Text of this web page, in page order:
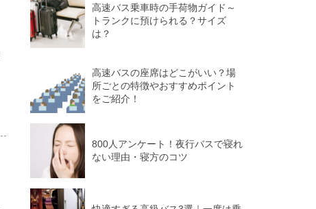
高速バス乗車時の手荷物ガイド～
トランクに預けられる？サイズ
は？
高速バスの座席はどこがいい？場
所ごとの特徴やおすすめポイント
をご紹介！
800人アンケート！夜行バスで寝れ
ない理由・寝方のコツ